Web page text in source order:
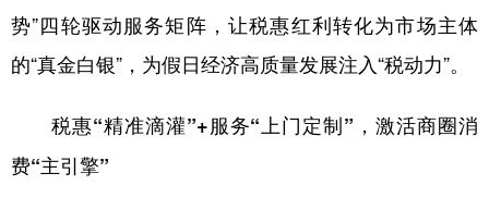
势”四轮驱动服务矩阵，让税惠红利转化为市场主体
的“真金白银”，为假日经济高质量发展注入“税动力”。
税惠“精准滴灌”+服务“上门定制”，激活商圈消
费“主引擎”